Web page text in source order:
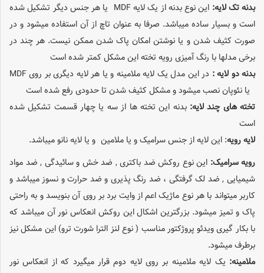
بدنه تک لایه:
این نوع بدنه از یک لایه MDF یا هر جنس دیگر تشکیل شده
است و بسیار ساده میباشد. صرفا به عنوان تاچ از آن استفاده میشود و در
صورت کثیف شدن و یا نوشتن امکان پاک شدن ممکن نیست. هر چند در
برخی مدلها با رنگ آمیزی رویه تخته این مشکل کمتر شده است
بدنه دو لایه :
در این مدل یک لایه ملامینه و یا هر لایه دیگری بر روی MDF
یا نئوپان نصب میشود و مشکل کثیف شدن تا حدودی رفع شده است
تخته های چند لایه: بدنه این تخته ها از سه یا چهار قسمت تشکیل شده
است
لایه رویه: این لایه از جنس سرامیک و یا ملامین و یا لایه نانو میباشد.
رویه سرامیک: این نوع روکش ضد باکتری , ضد خش و سائیدگی , ضد مواد
شیمیایی , ضد لک گرفتگی ، ضد رنگ پذیری و ضد حرارت و نسوز میباشد و
کاربر میتواند با هر نوع ماژیک اعم از وایت برد بر روی آن بنویسد و به راحتی
پاک و تمیز میشود. بزرگترین اشکال این روکش انعکاس نور آن میباشد که
با بکار گیری ویدئو پروژکتور مناسب ( نوع لنز الترا شورت ترو) این مشکل نیز
برطرف میشود.
ملامینه: یک لایه ملامینه بر روی لایه دوم قرار میگیرد که از انعکاس نور